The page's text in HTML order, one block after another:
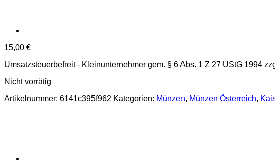
15,00 €
Umsatzsteuerbefreit - Kleinunternehmer gem. § 6 Abs. 1 Z 27 UStG 1994
Nicht vorrätig
Artikelnummer: 6141c395f962 Kategorien: Münzen, Münzen Österreich,